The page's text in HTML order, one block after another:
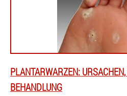
PLANTARWARZEN:
BEHANDLUNG